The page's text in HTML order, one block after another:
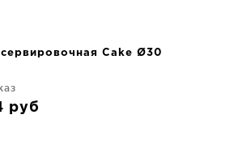
Cake Ø30
руб